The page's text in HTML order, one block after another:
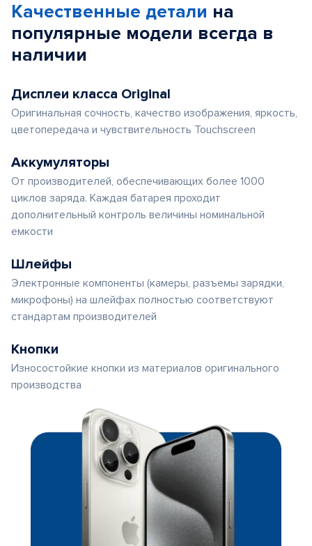
Качественные детали на
популярные модели всегда в
наличии
Дисплеи класса Original
Оригинальная сочность, качество изображения, яркость,
цветопередача и чувствительность Touchscreen
Аккумуляторы
От производителей, обеспечивающих более 1000
циклов заряда. Каждая батарея проходит
дополнительный контроль величины номинальной
емкости
Шлейфы
Электронные компоненты (камеры, разъемы зарядки,
микрофоны) на шлейфах полностью соответствуют
стандартам производителей
Кнопки
Износостойкие кнопки из материалов оригинального
производства